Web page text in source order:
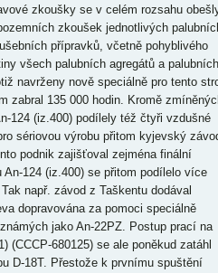
zkoušky se v celém rozsahu
zkoušek jednotlivých
přípravků, včetně pohyblivého
všech palubních agregátů a palubních
navrženy nově speciálně pro tento
zabral 135 000 hodin. Kromě
124 (iz.400) podílely též čtyři vzdušné
sériovou výrobu přitom kyjevský
podnik zajišťoval zejména finální
124 (iz.400) se přitom podílelo více
např. závod z Taškentu dodával
dopravována za pomoci speciálně
jako An-22PZ. Postup prací na
(CCCP-680125) se ale poněkud zatáhl
D-18T. Přestože k prvnímu spuštění